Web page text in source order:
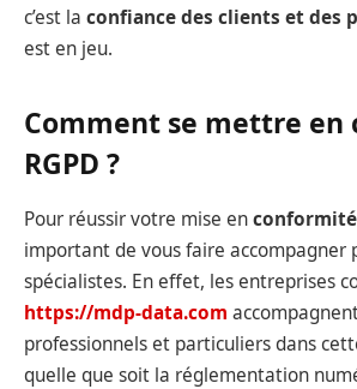
c’est la confiance des clients et des
est en jeu.
Comment se mettre
RGPD ?
Pour réussir votre mise enconformité
important de vous faire accompagner
spécialistes. En effet, les entreprises
https://mdp-data.com
professionnels et particuliers dans
quelle que soit la réglementation